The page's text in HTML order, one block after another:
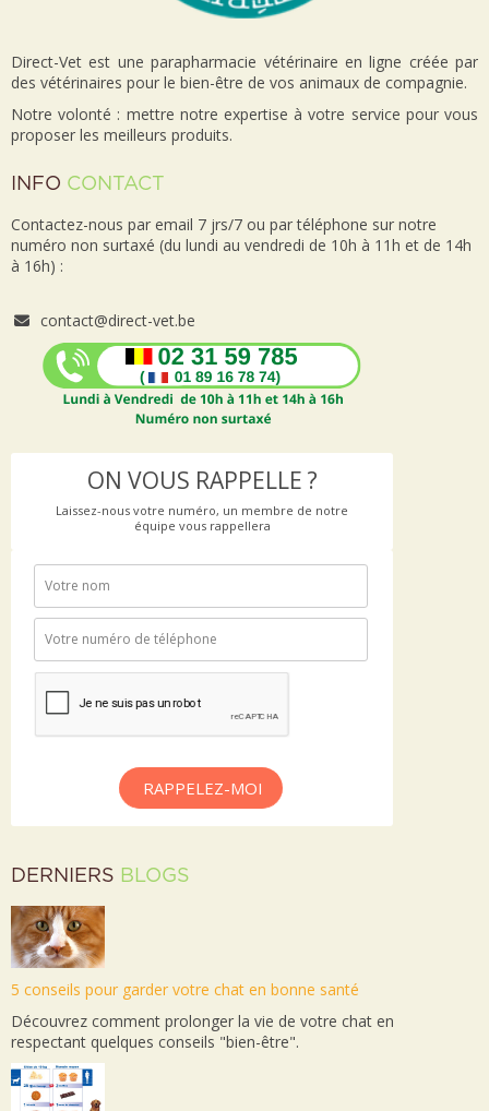
Direct-Vet est une parapharmacie vétérinaire en ligne créée par
des vétérinaires pour le bien-être de vos animaux de compagnie.
Notre volonté : mettre notre expertise à votre service pour vous
proposer les meilleurs produits.
INFO CONTACT
Contactez-nous par email 7 jrs/7 ou par téléphone sur notre
numéro non surtaxé (du lundi au vendredi de 10h à 11h et de 14h
à 16h) :
contact@direct-vet.be
ON VOUS RAPPELLE ?
Laissez-nous votre numéro, un membre de notre
équipe vous rappellera
RAPPELEZ-MOI
DERNIERS BLOGS
5 conseils pour garder votre chat en bonne santé
Découvrez comment prolonger la vie de votre chat en
respectant quelques conseils "bien-être".